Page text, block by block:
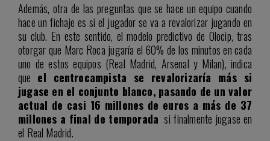
Además, otra de las preguntas que se hace un equipo cuando
hace un fichaje es si el jugador se va a revalorizar jugando en
su club. En este sentido, el modelo predictivo de Olocip, tras
otorgar que Marc Roca jugaría el 60% de los minutos en cada
uno de estos equipos (Real Madrid, Arsenal y Milan), indica
que el centrocampista se revalorizaría más si
jugase en el conjunto blanco, pasando de un valor
actual de casi 16 millones de euros a más de 37
millones a final de temporada si finalmente jugase en
el Real Madrid.